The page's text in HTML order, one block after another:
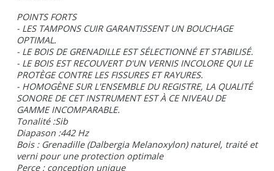
POINTS FORTS
- LES TAMPONS CUIR GARANTISSENT UN BOUCHAGE
OPTIMAL.
- LE BOIS DE GRENADILLE EST SÉLECTIONNÉ ET STABILISÉ.
- LE BOIS EST RECOUVERT D'UN VERNIS INCOLORE QUI LE
PROTÈGE CONTRE LES FISSURES ET RAYURES.
- HOMOGÈNE SUR L'ENSEMBLE DU REGISTRE, LA QUALITÉ
SONORE DE CET INSTRUMENT EST À CE NIVEAU DE
GAMME INCOMPARABLE.
Tonalité :Sib
Diapason :442 Hz
Bois : Grenadille (Dalbergia Melanoxylon) naturel, traité et
verni pour une protection optimale
Perce : conception unique